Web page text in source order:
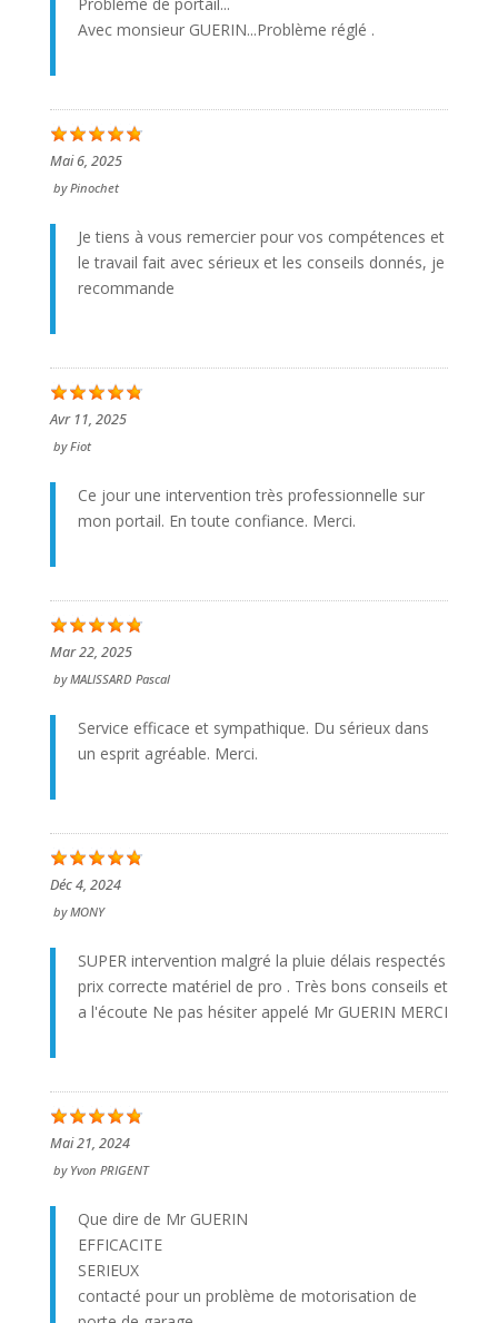
Avec monsieur GUERIN...Problème réglé .
Mai 6, 2025
byPinochet
Je tiens à vous remercier pour vos compétences et
le travail fait avec sérieux et les conseils donnés, je
recommande
Avr 11, 2025
byFiot
Ce jour une intervention très professionnelle sur
mon portail. En toute confiance. Merci.
Mar 22, 2025
byMALISSARD Pascal
Service efficace et sympathique. Du sérieux dans
un esprit agréable. Merci.
Déc 4, 2024
byMONY
SUPER intervention malgré la pluie délais respectés
prix correcte matériel de pro . Très bons conseils et
a l'écoute Ne pas hésiter appelé Mr GUERIN MERCI
Mai 21, 2024
by Yvon PRIGENT
Que dire de Mr GUERIN
EFFICACITE
SERIEUX
contacté pour un problème de motorisation de